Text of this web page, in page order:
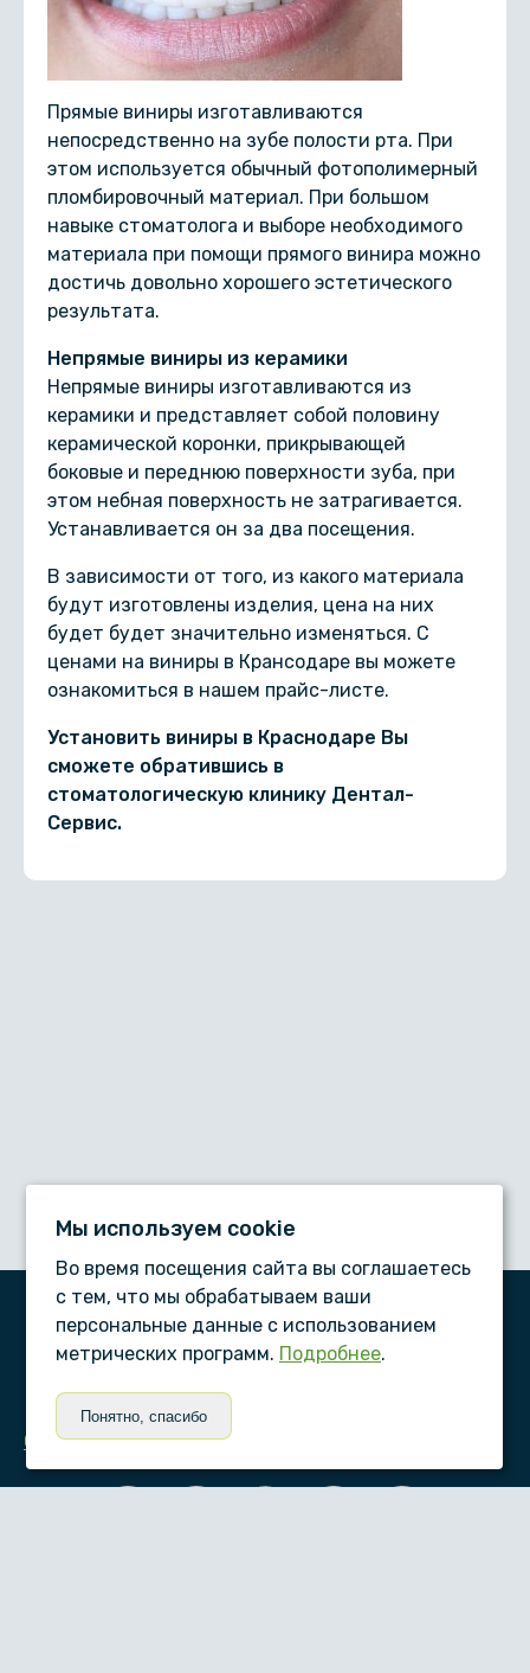
Прямые виниры изготавливаются
непосредственно на зубе полости рта. При
этом используется обычный фотополимерный
пломбировочный материал. При большом
навыке стоматолога и выборе необходимого
материала при помощи прямого винира можно
достичь довольно хорошего эстетического
результата.
Непрямые виниры из керамики
Непрямые виниры изготавливаются из
керамики и представляет собой половину
керамической коронки, прикрывающей
боковые и переднюю поверхности зуба, при
этом небная поверхность не затрагивается.
Устанавливается он за два посещения.
В зависимости от того, из какого материала
будут изготовлены изделия, цена на них
будет будет значительно изменяться. С
ценами на виниры в Крансодаре вы можете
ознакомиться в нашем прайс-листе.
Установить виниры в Краснодаре Вы
сможете обратившись в
стоматологическую клинику Дентал-
Сервис.
ООО «Дентал-сервис», © 2026
Статьи
Мы используем сookie
Во время посещения сайта вы соглашаетесь
с тем, что мы обрабатываем ваши
персональные данные с использованием
метрических программ. Подробнее.
Понятно, спасибо